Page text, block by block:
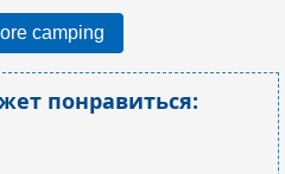
camping
понравиться: